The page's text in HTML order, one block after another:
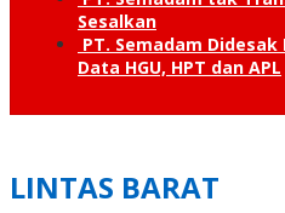
Sesalkan
PT. Semadam
Data HGU, HPT dan APL
LINTAS BARAT